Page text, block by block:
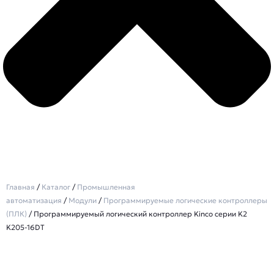
Главная / Каталог / Промышленная
автоматизация / Модули / Программируемые логические контроллеры
(ПЛК) / Программируемый логический контроллер Kinco серии K2
K205-16DT